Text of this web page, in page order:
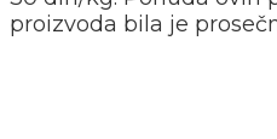
proizvoda bila je